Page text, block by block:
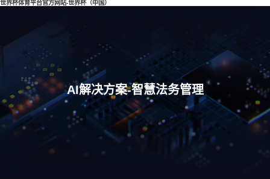
世界杯体育平台官方网站-世界杯（中国）
AI解决方案-智慧法务管理